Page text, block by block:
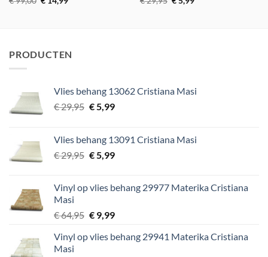
prijs
PRODUCTEN
Vlies behang 13062 Cristiana Masi
€29,95 Oorspronkelijke
€ 29,95.
€5,99Huidige
€ 5,99.
Vlies behang 13091 Cristiana Masi
€29,95 Oorspronkelijke
€ 29,95.
€5,99Huidige
€ 5,99.
Vinyl op vlies behang 29977 Materika Cristiana
Masi
€64,95 Oorspronkelijke
was:
€9,99Huidige
is:
Vinyl op vlies behang 29941 Materika Cristiana
Masi